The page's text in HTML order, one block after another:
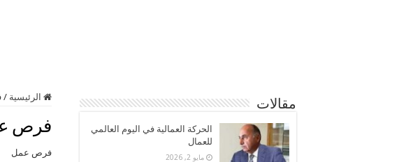
الرئيسية /
فرص
فرص عمل
مقالات
الحركة العمالية في اليوم العالمي
للعمال
مايو 2, 2026